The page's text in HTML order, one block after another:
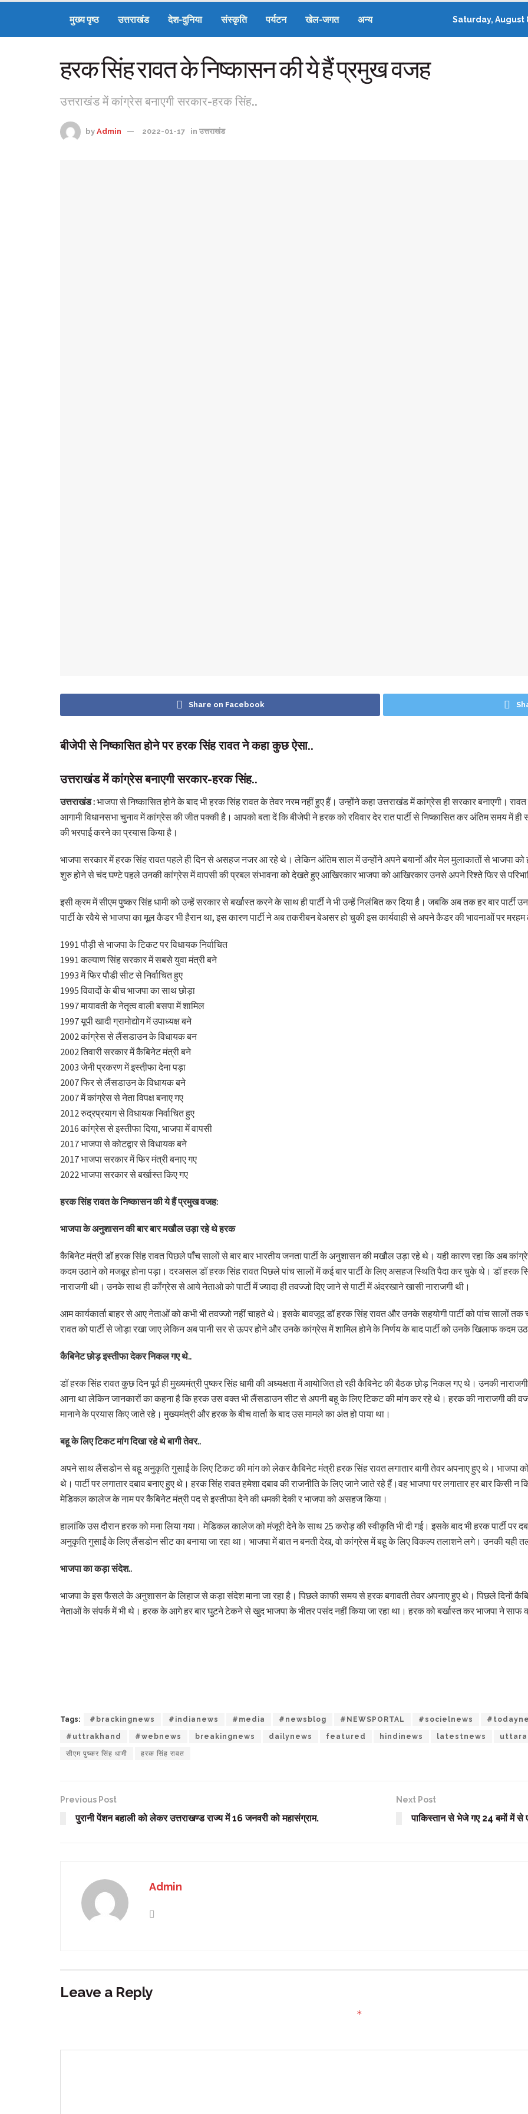
मुख्य पृष्ठ उत्तराखंड देश-दुनिया संस्कृति पर्यटन खेल-जगत अन्य Saturday, August
हरक सिंह रावत के निष्कासन की ये हैं प्रमुख वजह
उत्तराखंड में कांग्रेस बनाएगी सरकार-हरक सिंह..
by Admin 2022-01-17 in उत्तराखंड
Share on Facebook
बीजेपी से निष्कासित होने पर हरक सिंह रावत ने कहा कुछ ऐसा..
उत्तराखंड में कांग्रेस बनाएगी सरकार-हरक सिंह..
उत्तराखंड :भाजपा से निष्कासित होने के बाद भी हरक सिंह रावत के तेवर नरम नहीं हुए हैं। उन्होंने कहा उत्तराखंड में कांग्रेस ही सरकार बनाएगी।
आगामी विधानसभा चुनाव में कांग्रेस की जीत पक्की है। आपको बता दें कि बीजेपी ने हरक को रविवार देर रात पार्टी से निष्कासित कर अंतिम समय में
की भरपाई करने का प्रयास किया है।
भाजपा सरकार में हरक सिंह रावत पहले ही दिन से असहज नजर आ रहे थे। लेकिन अंतिम साल में उन्होंने अपने बयानों और मेल मुलाकातों से भाजपा
शुरु होने से चंद घण्टे पहले उनकी कांग्रेस में वापसी की प्रबल संभावना को देखते हुए आखिरकार भाजपा को आखिरकार उनसे अपने रिश्ते फिर से
इसी क्रम में सीएम पुष्कर सिंह धामी को उन्हें सरकार से बर्खास्त करने के साथ ही पार्टी ने भी उन्हें निलंबित कर दिया है। जबकि अब तक हर बार
पार्टी के रवैये से भाजपा का मूल कैडर भी हैरान था, इस कारण पार्टी ने अब तकरीबन बेअसर हो चुकी इस कार्यवाही से अपने कैडर की भावनाओं पर
1991 पौड़ी से भाजपा के टिकट पर विधायक निर्वाचित
1991 कल्याण सिंह सरकार में सबसे युवा मंत्री बने
1993 में फिर पौडी सीट से निर्वाचित हुए
1995 विवादों के बीच भाजपा का साथ छोड़ा
1997 मायावती के नेतृत्व वाली बसपा में शामिल
1997 यूपी खादी ग्रामोद्योग में उपाध्यक्ष बने
2002 कांग्रेस से लैंसडाउन के विधायक बन
2002 तिवारी सरकार में कैबिनेट मंत्री बने
2003 जेनी प्रकरण में इस्ती़फा देना पड़ा
2007 फिर से लैंसडाउन के विधायक बने
2007 में कांग्रेस से नेता विपक्ष बनाए गए
2012 रुद्रप्रयाग से विधायक निर्वाचित हुए
2016 कांग्रेस से इस्तीफा दिया, भाजपा में वापसी
2017 भाजपा से कोटद्वार से विधायक बने
2017 भाजपा सरकार में फिर मंत्री बनाए गए
2022 भाजपा सरकार से बर्खास्त किए गए
हरक सिंह रावत के निष्कासन की ये हैं प्रमुख वजह:
भाजपा के अनुशासन की बार बार मखौल उड़ा रहे थे हरक
कैबिनेट मंत्री डॉ हरक सिंह रावत पिछले पाँच सालों से बार बार भारतीय जनता पार्टी के अनुशासन की मखौल उड़ा रहे थे। यही कारण रहा कि अब
कदम उठाने को मजबूर होना पड़ा। दरअसल डॉ हरक सिंह रावत पिछले पांच सालों में कई बार पार्टी के लिए असहज स्थिति पैदा कर चुके थे। डॉ हरक
नाराजगी थी। उनके साथ ही कॉंग्रेस से आये नेताओ को पार्टी में ज्यादा ही तवज्जो दिए जाने से पार्टी में अंदरखाने खासी नाराजगी थी।
आम कार्यकार्ता बाहर से आए नेताओं को कभी भी तवज्जो नहीं चाहते थे। इसके बावजूद डॉ हरक सिंह रावत और उनके सहयोगी पार्टी को पांच सालों
रावत को पार्टी से जोड़ा रखा जाए लेकिन अब पानी सर से ऊपर होने और उनके कांग्रेस में शामिल होने के निर्णय के बाद पार्टी को उनके खिलाफ कदम
कैबिनेट छोड़ इस्तीफा देकर निकल गए थे..
डॉ हरक सिंह रावत कुछ दिन पूर्व ही मुख्यमंत्री पुष्कर सिंह धामी की अध्यक्षता में आयोजित हो रही कैबिनेट की बैठक छोड़ निकल गए थे। उनकी
आना था लेकिन जानकारों का कहना है कि हरक उस वक्त भी लैंसडाउन सीट से अपनी बहू के लिए टिकट की मांग कर रहे थे। हरक की नाराजगी की
मानाने के प्रयास किए जाते रहे। मुख्यमंत्री और हरक के बीच वार्ता के बाद उस मामले का अंत हो पाया था।
बहू के लिए टिकट मांग दिखा रहे थे बागी तेवर..
अपने साथ लैंसडोन से बहू अनुकृति गुसाईं के लिए टिकट की मांग को लेकर कैबिनेट मंत्री हरक सिंह रावत लगातार बागी तेवर अपनाए हुए थे। भाजपा
थे। पार्टी पर लगातार दबाव बनाए हुए थे। हरक सिंह रावत हमेशा दबाव की राजनीति के लिए जाने जाते रहे हैं।वह भाजपा पर लगातार हर बार किसी न
मेडिकल कालेज के नाम पर कैबिनेट मंत्री पद से इस्तीफा देने की धमकी देकी र भाजपा को असहज किया।
हालांकि उस दौरान हरक को मना लिया गया। मेडिकल कालेज को मंजूरी देने के साथ 25 करोड़ की स्वीकृति भी दी गई। इसके बाद भी हरक पार्टी पर
अनुकृति गुसाईं के लिए लैंसडोन सीट का बनाया जा रहा था। भाजपा में बात न बनती देख, वो कांग्रेस में बहू के लिए विकल्प तलाशने लगे। उनकी यही
भाजपा का कड़ा संदेश..
भाजपा के इस फैसले के अनुशासन के लिहाज से कड़ा संदेश माना जा रहा है। पिछले काफी समय से हरक बगावती तेवर अपनाए हुए थे। पिछले दिनों
नेताओं के संपर्क में भी थे। हरक के आगे हर बार घुटने टेकने से खुद भाजपा के भीतर पसंद नहीं किया जा रहा था। हरक को बर्खास्त कर भाजपा ने साफ
Tags: #brackingnews #indianews #media #newsblog #NEWSPORTAL #socielnews
#uttrakhand #webnews breakingnews dailynews featured hindinews latestnews
सीएम पुष्कर सिंह धामी हरक सिंह रावत
Previous Post
पुरानी पेंशन बहाली को लेकर उत्तराखण्ड राज्य में 16 जनवरी को महासंग्राम.
Next Post
पाकिस्तान से भेजे गए 24 बमों में से
Admin
Leave a Reply
*